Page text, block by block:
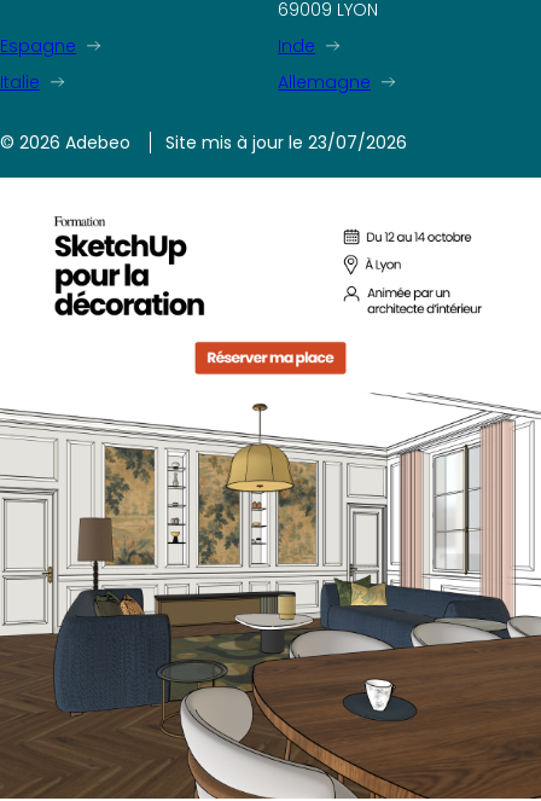
69009 LYON
Espagne
Inde
Italie
Allemagne
© 2026 Adebeo Site mis à jour le 23/07/2026